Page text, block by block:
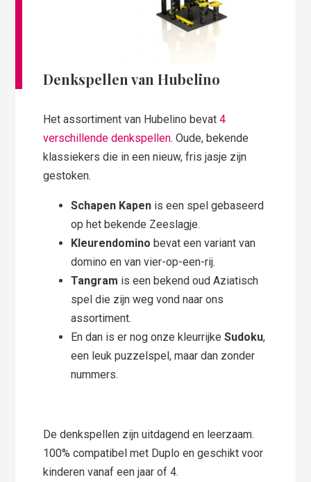
Denkspellen van Hubelino
Het assortiment van Hubelino bevat4
verschillende denkspellen. Oude, bekende
klassiekers die in een nieuw, fris jasje zijn
gestoken.
Schapen Kapen is een spel gebaseerd
op het bekende Zeeslagje.
Kleurendomino bevat een variant van
domino en van vier-op-een-rij.
Tangram is een bekend oud Aziatisch
spel die zijn weg vond naar ons
assortiment.
En dan is er nog onze kleurrijkeSudoku,
een leuk puzzelspel, maar dan zonder
nummers.
De denkspellen zijn uitdagend en leerzaam.
100% compatibel met Duplo en geschikt voor
kinderen vanaf een jaar of 4.